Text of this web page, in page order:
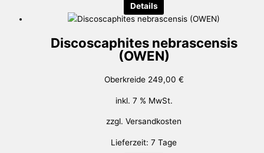
Details
Discoscaphites nebrascensis
(OWEN)
Oberkreide 249,00 €
inkl. 7 % MwSt.
zzgl. Versandkosten
Lieferzeit: 7 Tage